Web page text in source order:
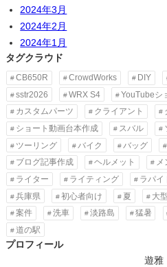
2024年3月
2024年2月
2024年1月
タグクラウド
CB650R CrowdWorks DIY
sstr2026
WRX S4 YouTubeシ
カスタムパーツ
クライアント
ショート動画台本作成
スバル
ツーリング
バイク バッグ
ブログ記事作成
ヘルメット メ
ライター
ライティング ラパイ
兵庫県
初心者向け 夏 大
案件
洗車 淡路島 猛暑
道の駅
プロフィール
遊雅